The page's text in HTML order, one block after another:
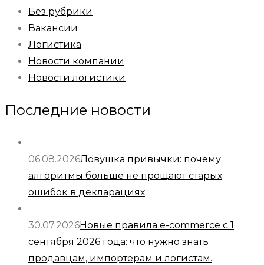
Без рубрики
Вакансии
Логистика
Новости компании
Новости логистики
Последние новости
06.08.2026Ловушка привычки: почему
алгоритмы больше не прощают старых
ошибок в декларациях
30.07.2026Новые правила e-commerce с 1
сентября 2026 года: что нужно знать
продавцам, импортерам и логистам.